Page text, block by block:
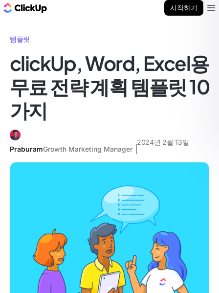
시작하기
템플릿
clickUp, Word, Excel용
무료 전략 계획 템플릿 10
가지
PraburamGrowth Marketing Manager
2024년 2월 13일